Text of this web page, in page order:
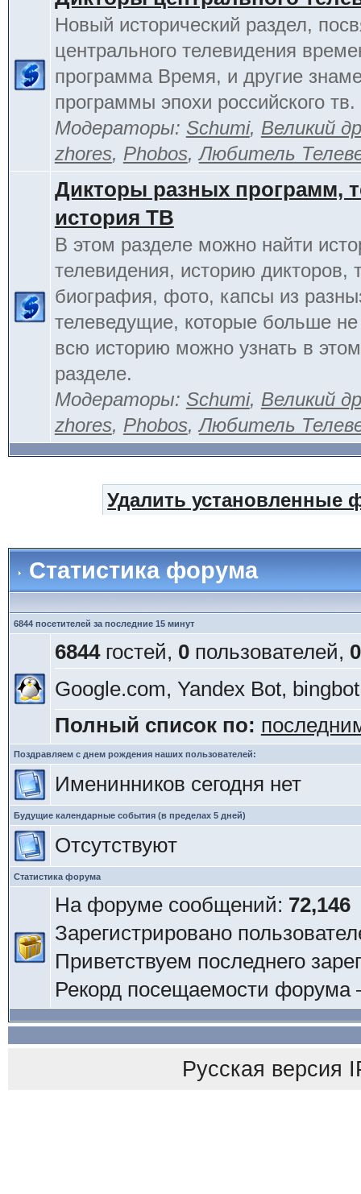
Новый исторический раздел,
центрального телевидения
программа Время, и другие
программы эпохи российского тв.
Модераторы: Schumi, Великий
zhores, Phobos,Любитель
Дикторы разных программ,
история ТВ
В этом разделе можно найти
телевидения, историю дикторов,
биография, фото, капсы из
телеведущие, которые больше
всю историю можно узнать в
разделе.
Модераторы: Schumi, Великий
zhores, Phobos,Любитель
Удалить установленные
Статистика форума
6844 посетителей за последние 15 минут
6844гостей, 0пользователей, 0
Google.com, Yandex Bot,
Полный список по:
Поздравляем с днем рождения наших пользователей:
Именинников сегодня нет
Будущие календарные события (в пределах 5 дней)
Отсутствуют
Статистика форума
На форуме сообщений: 72,146
Зарегистрировано
Приветствуем последнего
Рекорд посещаемости
Русская версия